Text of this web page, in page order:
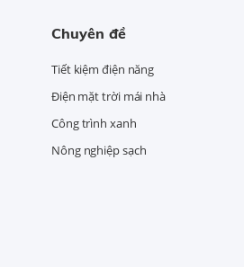
Chuyên đề
Tiết kiệm điện năng
Điện mặt trời mái nhà
Công trình xanh
Nông nghiệp sạch